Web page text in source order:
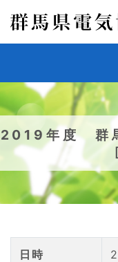
2019年度 群
日時